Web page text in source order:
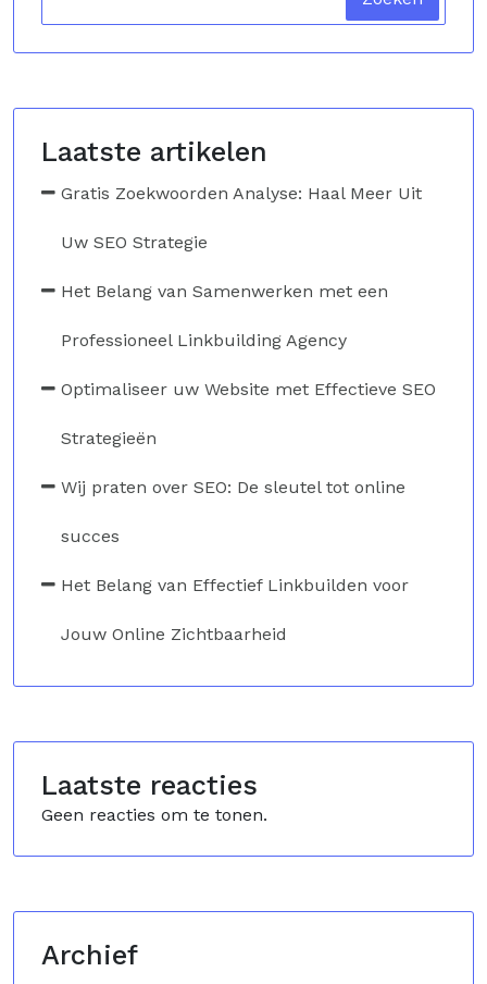
Laatste artikelen
Gratis Zoekwoorden Analyse: Haal Meer Uit
Uw SEO Strategie
Het Belang van Samenwerken met een
Professioneel Linkbuilding Agency
Optimaliseer uw Website met Effectieve SEO
Strategieën
Wij praten over SEO: De sleutel tot online
succes
Het Belang van Effectief Linkbuilden voor
Jouw Online Zichtbaarheid
Laatste reacties
Geen reacties om te tonen.
Archief